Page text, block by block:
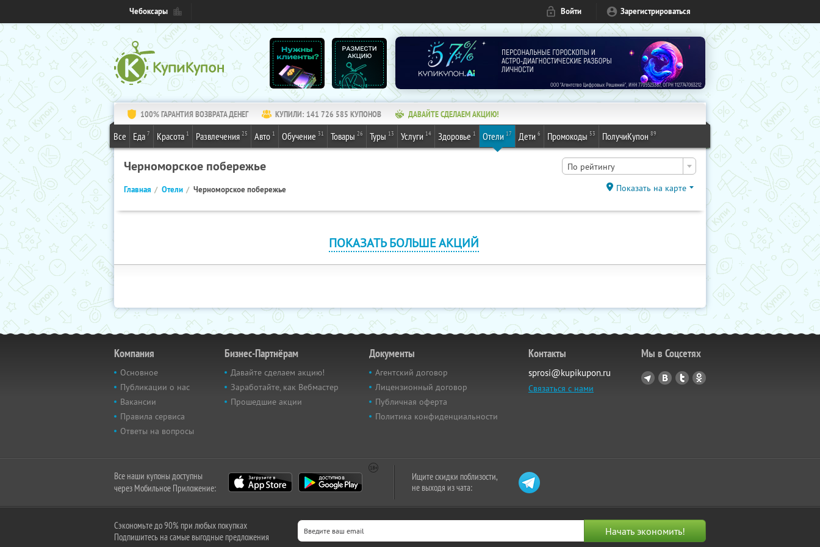
Чебоксары Войти Зарегистрироваться
100% ГАРАНТИЯ ВОЗВРАТА ДЕНЕГ КУПИЛИ: 141 726 585 КУПОНОВ ДАВАЙТЕ СДЕЛАЕМ АКЦИЮ!
Все Еда 7 Красота 1 Развлечения 25 Авто 1 Обучение 31 Товары 26 Туры 13 Услуги 14 Здоровье 1 Отели 17 Дети 6 Промокоды 53 ПолучиКупон 89
Черноморское побережье По рейтингу
Главная Отели Черноморское побережье Показать на карте
ПОКАЗАТЬ БОЛЬШЕ АКЦИЙ
Компания
Основное
Публикации о нас
Вакансии
Правила сервиса
Ответы на вопросы
Бизнес-Партнёрам
Давайте сделаем акцию!
Заработайте, как Вебмастер
Прошедшие акции
Документы
Агентский договор
Лицензионный договор
Публичная оферта
Политика конфиденциальности
Контакты
sprosi@kupikupon.ru
Связаться с нами
Мы в Соцсетях
Все наши купоны доступны
через Мобильное Приложение:
Ищите скидки поблизости,
не выходя из чата:
Сэкономьте до 90% при любых покупках
Подпишитесь на самые выгодные предложения